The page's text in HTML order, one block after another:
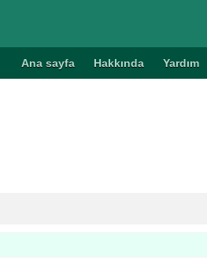
Ana sayfa Hakkında Yardım